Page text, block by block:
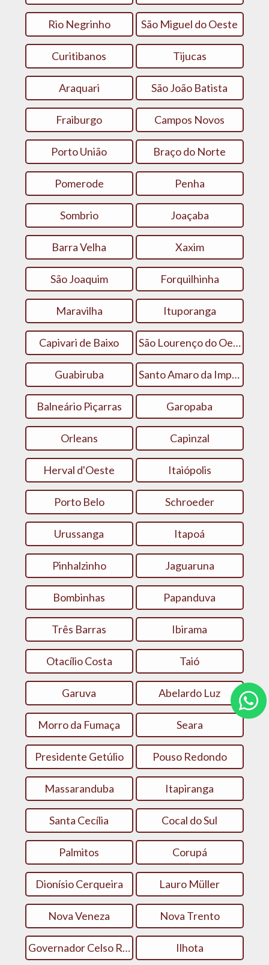
Rio Negrinho São Miguel do Oeste
Curitibanos Tijucas
Araquari São João Batista
Fraiburgo Campos Novos
Porto União Braço do Norte
Pomerode Penha
Sombrio Joaçaba
Barra Velha Xaxim
São Joaquim Forquilhinha
Maravilha Ituporanga
Capivari de Baixo São Lourenço do Oeste
Guabiruba Santo Amaro da Imperatriz
Balneário Piçarras Garopaba
Orleans Capinzal
Herval d'Oeste Itaiópolis
Porto Belo Schroeder
Urussanga Itapoá
Pinhalzinho Jaguaruna
Bombinhas Papanduva
Três Barras Ibirama
Otacílio Costa Taió
Garuva Abelardo Luz
Morro da Fumaça Seara
Presidente Getúlio Pouso Redondo
Massaranduba Itapiranga
Santa Cecília Cocal do Sul
Palmitos Corupá
Dionísio Cerqueira Lauro Müller
Nova Veneza Nova Trento
Governador Celso Ramos Ilhota